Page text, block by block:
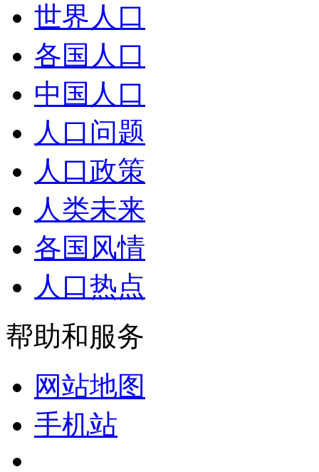
世界人口
各国人口
中国人口
人口问题
人口政策
人类未来
各国风情
人口热点
帮助和服务
网站地图
手机站